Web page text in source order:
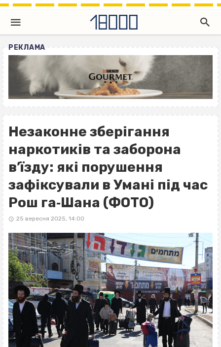
РЕКЛАМА
Незаконне зберігання
наркотиків та заборона
в’їзду: які порушення
зафіксували в Умані під час
Рош га‐Шана (ФОТО)
25 вересня 2025, 14:00